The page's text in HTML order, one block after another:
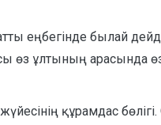
еңбегінде былай
өз ұлтының арасында
құрамдас